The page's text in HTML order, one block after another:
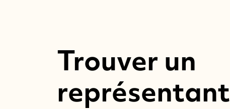
Trouver un
représentant